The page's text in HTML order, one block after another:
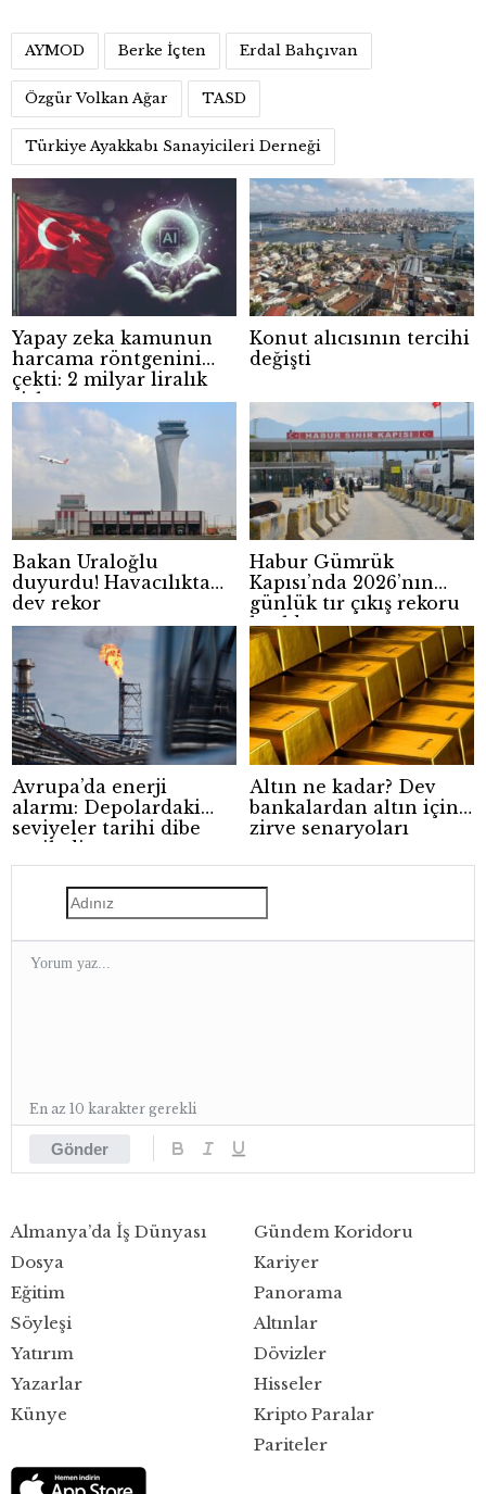
AYMOD Berke İçten Erdal Bahçıvan
Özgür Volkan Ağar TASD
Türkiye Ayakkabı Sanayicileri Derneği
Yapay zeka kamunun
harcama röntgenini
çekti: 2 milyar liralık
risk
Konut alıcısının tercihi
değişti
Bakan Uraloğlu
duyurdu! Havacılıkta
dev rekor
Habur Gümrük
Kapısı’nda 2026’nın
günlük tır çıkış rekoru
kırıldı
Avrupa’da enerji
alarmı: Depolardaki
seviyeler tarihi dibe
geriledi
Altın ne kadar? Dev
bankalardan altın için
zirve senaryoları
Gönder
En az 10 karakter gerekli
Almanya’da İş Dünyası
Dosya
Eğitim
Gündem Koridoru
Kariyer
Panorama
Söyleşi
Yatırım
Yazarlar
Künye
Altınlar
Dövizler
Hisseler
Kripto Paralar
Pariteler